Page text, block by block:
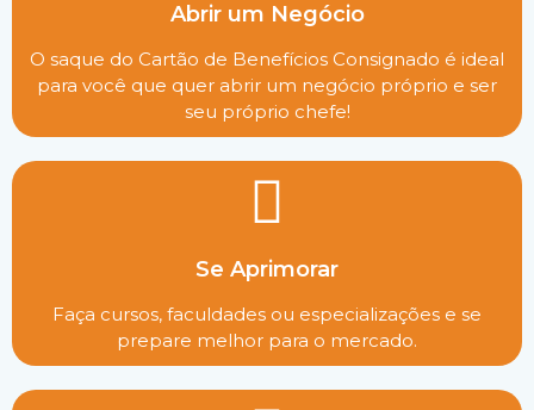
Abrir um Negócio
O saque do Cartão de Benefícios Consignado é ideal
para você que quer abrir um negócio próprio e ser
seu próprio chefe!
Se Aprimorar
Faça cursos, faculdades ou especializações e se
prepare melhor para o mercado.